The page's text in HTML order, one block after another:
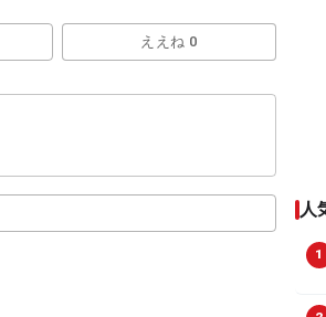
ええね 0
人
1